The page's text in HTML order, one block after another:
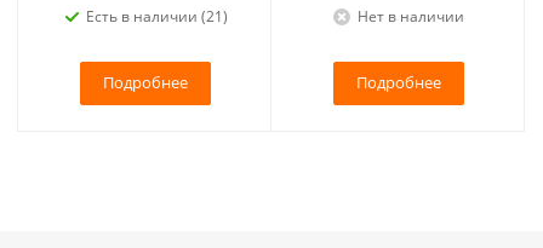
Есть в наличии (21)
Подробнее
Нет в наличии
Подробнее